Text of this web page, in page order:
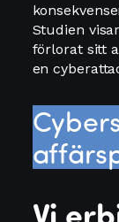
Studien
förlorat sitt
en
Vi